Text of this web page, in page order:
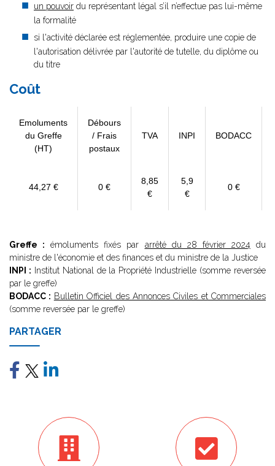
un pouvoir du représentant légal s’il n’effectue pas lui-même
la formalité
si l'activité déclarée est réglementée, produire une copie de
l'autorisation délivrée par l'autorité de tutelle, du diplôme ou
du titre
Coût
Emoluments
du Greffe
(HT)
Débours
/ Frais
postaux
TVA INPI BODACC
44,27 € 0 €
8,85
€
5,9
€
0 €
Greffe : émoluments fixés par arrêté du 28 février 2024 du
ministre de l'économie et des finances et du ministre de la Justice
INPI : Institut National de la Propriété Industrielle (somme reversée
par le greffe)
BODACC : Bulletin Officiel des Annonces Civiles et Commerciales
(somme reversée par le greffe)
PARTAGER